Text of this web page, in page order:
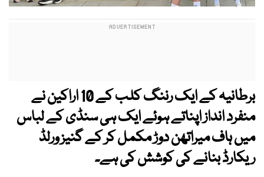
برطانیہ کے ایک رننگ کلب کے 10 اراکین نے
منفرد انداز اپناتے ہوئے ایک ہی سنڈی کے لباس
میں ہاف میراتھن دوڑ مکمل کر کے گنیز ورلڈ
ریکارڈ بنانے کی کوشش کی ہے۔